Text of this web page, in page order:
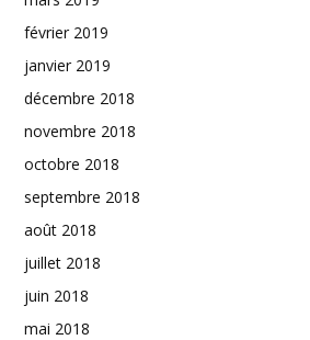
février 2019
janvier 2019
décembre 2018
novembre 2018
octobre 2018
septembre 2018
août 2018
juillet 2018
juin 2018
mai 2018